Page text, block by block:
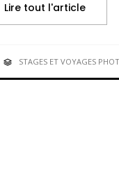
Lire tout l'article
STAGES ET VOYAGES